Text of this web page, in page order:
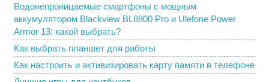
Водонепроницаемые смартфоны с мощным
аккумулятором Blackview BL8800 Pro и Ulefone Power
Armor 13: какой выбрать?
Как выбрать планшет для работы
Как настроить и активизировать карту памяти в телефоне